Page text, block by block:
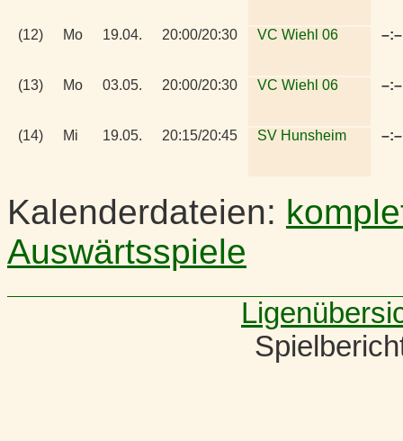
(12) Mo 19.04. 20:00/20:30 VC Wiehl 06 –:–
(13) Mo 03.05. 20:00/20:30 VC Wiehl 06 –:–
(14) Mi 19.05. 20:15/20:45 SV Hunsheim –:–
Kalenderdateien:
Auswärtsspiele